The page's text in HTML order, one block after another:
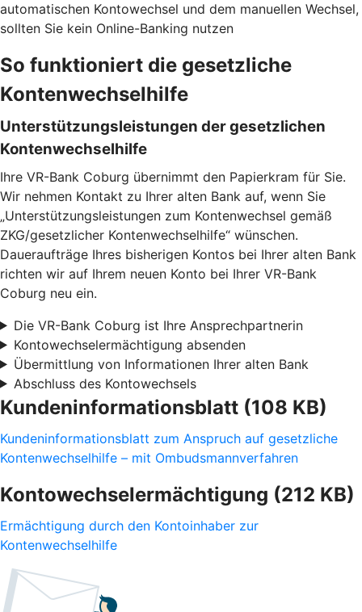
automatischen Kontowechsel und dem manuellen Wechsel,
sollten Sie kein Online-Banking nutzen
So funktioniert die gesetzliche
Kontenwechselhilfe
Unterstützungsleistungen der gesetzlichen
Kontenwechselhilfe
Ihre VR-Bank Coburg übernimmt den Papierkram für Sie.
Wir nehmen Kontakt zu Ihrer alten Bank auf, wenn Sie
„Unterstützungsleistungen zum Kontenwechsel gemäß
ZKG/gesetzlicher Kontenwechselhilfe“ wünschen.
Daueraufträge Ihres bisherigen Kontos bei Ihrer alten Bank
richten wir auf Ihrem neuen Konto bei Ihrer VR-Bank
Coburg neu ein.
Die VR-Bank Coburg ist Ihre Ansprechpartnerin
Kontowechselermächtigung absenden
Übermittlung von Informationen Ihrer alten Bank
Abschluss des Kontowechsels
Kundeninformationsblatt (108 KB)
Kundeninformationsblatt zum Anspruch auf gesetzliche
Kontenwechselhilfe – mit Ombudsmannverfahren
Kontowechselermächtigung (212 KB)
Ermächtigung durch den Kontoinhaber zur
Kontenwechselhilfe